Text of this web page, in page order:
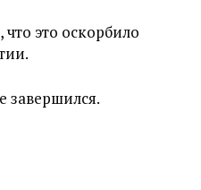
это оскорбило
завершился.